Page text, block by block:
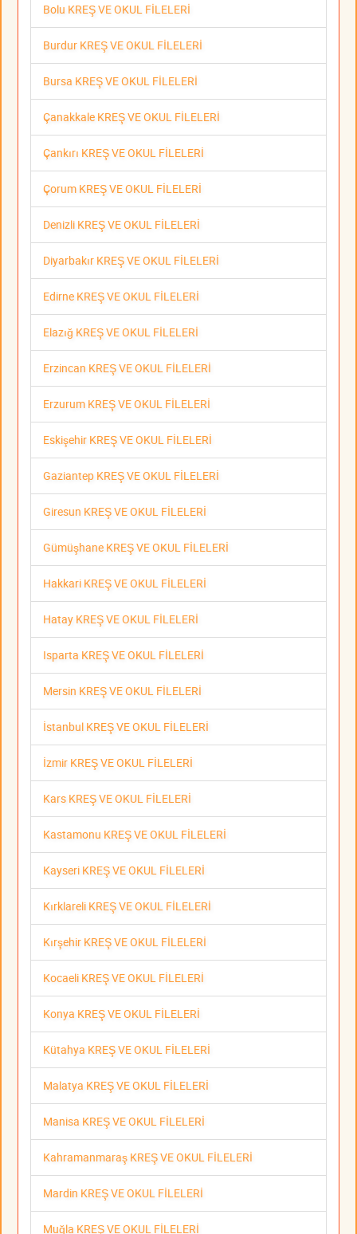
Bolu KREŞ VE OKUL FİLELERİ
Burdur KREŞ VE OKUL FİLELERİ
Bursa KREŞ VE OKUL FİLELERİ
Çanakkale KREŞ VE OKUL FİLELERİ
Çankırı KREŞ VE OKUL FİLELERİ
Çorum KREŞ VE OKUL FİLELERİ
Denizli KREŞ VE OKUL FİLELERİ
Diyarbakır KREŞ VE OKUL FİLELERİ
Edirne KREŞ VE OKUL FİLELERİ
Elazığ KREŞ VE OKUL FİLELERİ
Erzincan KREŞ VE OKUL FİLELERİ
Erzurum KREŞ VE OKUL FİLELERİ
Eskişehir KREŞ VE OKUL FİLELERİ
Gaziantep KREŞ VE OKUL FİLELERİ
Giresun KREŞ VE OKUL FİLELERİ
Gümüşhane KREŞ VE OKUL FİLELERİ
Hakkari KREŞ VE OKUL FİLELERİ
Hatay KREŞ VE OKUL FİLELERİ
Isparta KREŞ VE OKUL FİLELERİ
Mersin KREŞ VE OKUL FİLELERİ
İstanbul KREŞ VE OKUL FİLELERİ
İzmir KREŞ VE OKUL FİLELERİ
Kars KREŞ VE OKUL FİLELERİ
Kastamonu KREŞ VE OKUL FİLELERİ
Kayseri KREŞ VE OKUL FİLELERİ
Kırklareli KREŞ VE OKUL FİLELERİ
Kırşehir KREŞ VE OKUL FİLELERİ
Kocaeli KREŞ VE OKUL FİLELERİ
Konya KREŞ VE OKUL FİLELERİ
Kütahya KREŞ VE OKUL FİLELERİ
Malatya KREŞ VE OKUL FİLELERİ
Manisa KREŞ VE OKUL FİLELERİ
Kahramanmaraş KREŞ VE OKUL FİLELERİ
Mardin KREŞ VE OKUL FİLELERİ
Muğla KREŞ VE OKUL FİLELERİ